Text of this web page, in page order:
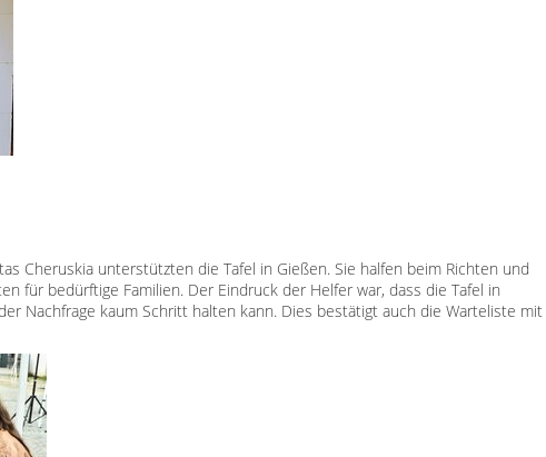
Cheruskia unterstützten die Tafel in Gießen. Sie halfen beim Richten und
für bedürftige Familien. Der Eindruck der Helfer war, dass die Tafel in
Nachfrage kaum Schritt halten kann. Dies bestätigt auch die Warteliste mit